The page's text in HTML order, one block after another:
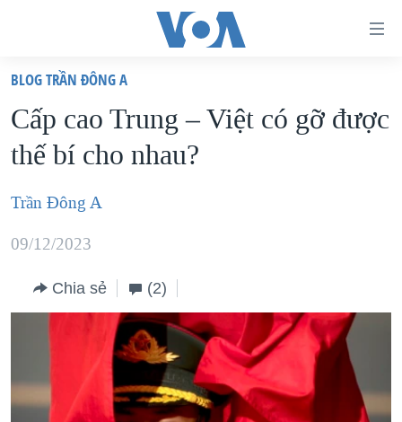
truy
cập
Tới
dung
chính
hướng
tới
VIỆT NAM
HOA KỲ
BIỂN ĐÔNG
DIỄN ĐÀN
TỰ DO BÁO CHÍ
VẠCH TRẦN TIN GIẢ
CHIẾN TRANH THƯƠNG MẠI CỦA MỸ: QUÁ KHỨ VÀ HIỆN
TẠI
HỌC TIẾNG ANH
BLOG TRẦN ĐÔNG A
Cấp cao Trung – Việt có gỡ được
thế bí cho nhau?
Trần Đông A
09/12/2023
Chia sẻ (2)